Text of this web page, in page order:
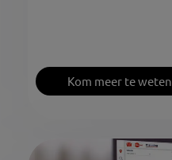
Kom meer te weten